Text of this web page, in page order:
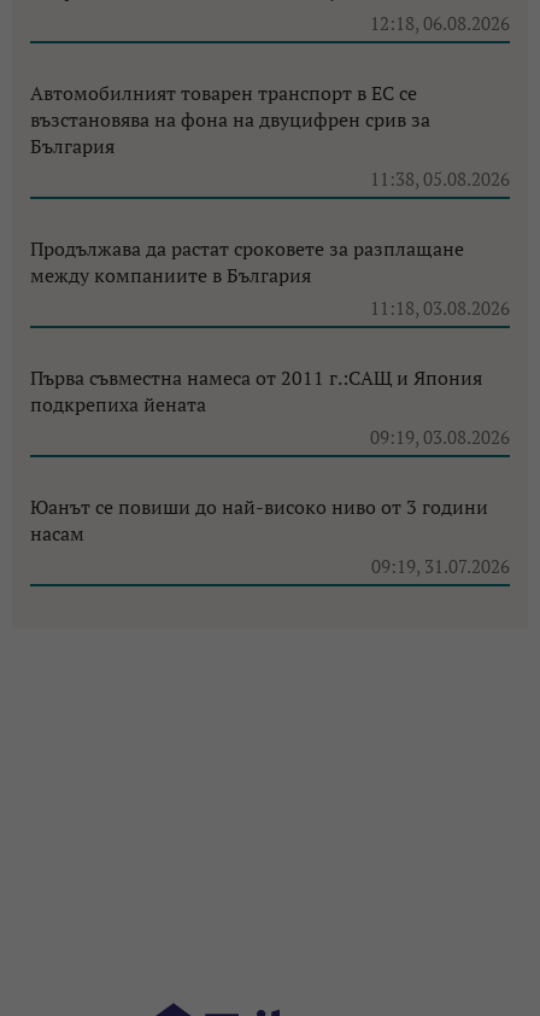
12:18, 06.08.2026
Автомобилният товарен транспорт в ЕС се
възстановява на фона на двуцифрен срив за
България
11:38, 05.08.2026
Продължава да растат сроковете за разплащане
между компаниите в България
11:18, 03.08.2026
Първа съвместна намеса от 2011 г.:САЩ и Япония
подкрепиха йената
09:19, 03.08.2026
Юанът се повиши до най-високо ниво от 3 години
насам
09:19, 31.07.2026